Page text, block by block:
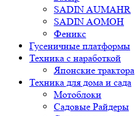
SADIN AUMAHR
SADIN AOMOH
Феникс
Гусеничные платформы
Техника с наработкой
Японские трактора
Техника для дома и сада
Мотоблоки
Садовые Райдеры